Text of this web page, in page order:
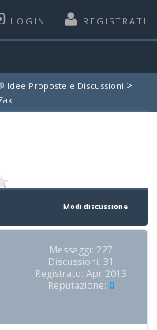
LOGIN REGISTRATI
Idee Proposte e Discussioni >
Modi discussione
Messaggi: 227
Discussioni: 31
Registrato: Apr 2013
Reputazione: 0